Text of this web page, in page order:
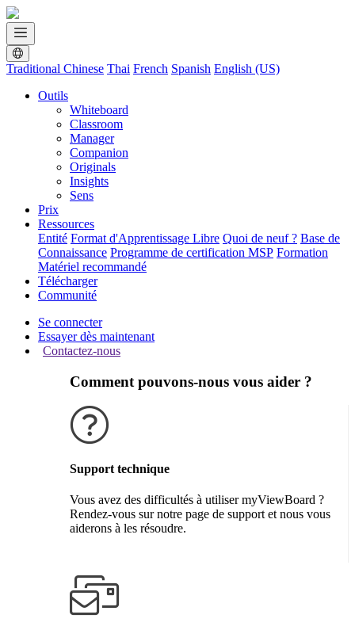
Traditional Chinese Thai French Spanish English (US)
Outils
Whiteboard
Classroom
Manager
Companion
Originals
Insights
Sens
Prix
Ressources
Entité Format d'Apprentissage Libre Quoi de neuf ? Base de
Connaissance Programme de certification MSP Formation
Matériel recommandé
Télécharger
Communité
Se connecter
Essayer dès maintenant
Contactez-nous
Comment pouvons-nous vous aider ?
Support technique
Vous avez des difficultés à utiliser myViewBoard ?
Rendez-vous sur notre page de support et nous vous
aiderons à les résoudre.